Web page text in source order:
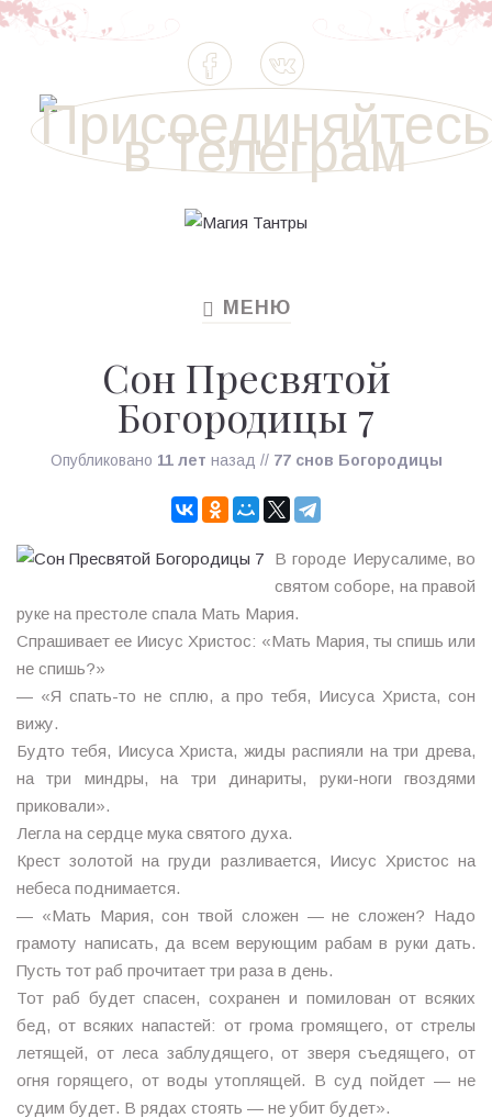
TOGGLE
МЕНЮ
Сон Пресвятой
Богородицы 7
Опубликовано 11 лет назад // 77 снов Богородицы
В городе Иерусалиме, во
святом соборе, на правой
руке на престоле спала Мать Мария.
Спрашивает ее Иисус Христос: «Мать Мария, ты спишь или
не спишь?»
— «Я спать-то не сплю, а про тебя, Иисуса Христа, сон
вижу.
Будто тебя, Иисуса Христа, жиды распияли на три древа,
на три миндры, на три динариты, руки-ноги гвоздями
приковали».
Легла на сердце мука святого духа.
Крест золотой на груди разливается, Иисус Христос на
небеса поднимается.
— «Мать Мария, сон твой сложен — не сложен? Надо
грамоту написать, да всем верующим рабам в руки дать.
Пусть тот раб прочитает три раза в день.
Тот раб будет спасен, сохранен и помилован от всяких
бед, от всяких напастей: от грома громящего, от стрелы
летящей, от леса заблудящего, от зверя съедящего, от
огня горящего, от воды утоплящей. В суд пойдет — не
судим будет. В рядах стоять — не убит будет».